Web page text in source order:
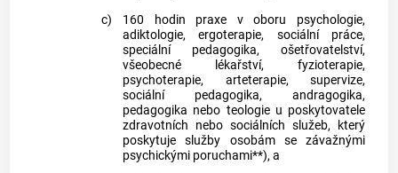
c)
160 hodin praxe v oboru psychologie,
adiktologie, ergoterapie, sociální práce,
speciální pedagogika, ošetřovatelství,
všeobecné lékařství, fyzioterapie,
psychoterapie, arteterapie, supervize,
sociální pedagogika, andragogika,
pedagogika nebo teologie u poskytovatele
zdravotních nebo sociálních služeb, který
poskytuje služby osobám se závažnými
psychickými poruchami**), a